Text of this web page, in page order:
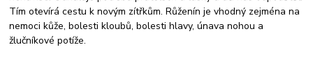
Tím otevírá cestu k novým zítřkům. Růženín je vhodný zejména na
nemoci kůže, bolesti kloubů, bolesti hlavy, únava nohou a
žlučníkové potíže.